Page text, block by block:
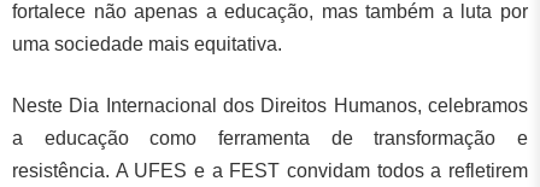
fortalece não apenas a educação, mas também a luta por
uma sociedade mais equitativa.
Neste Dia Internacional dos Direitos Humanos, celebramos
a educação como ferramenta de transformação e
resistência. A UFES e a FEST convidam todos a refletirem